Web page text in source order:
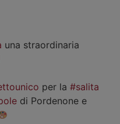
una straordinaria
per la#salita
di Pordenone e